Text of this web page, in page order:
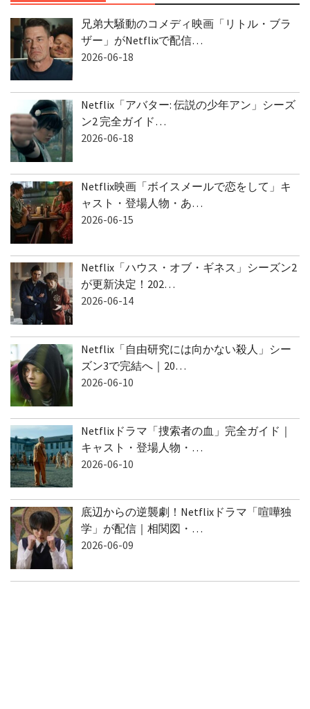
最新ニュース
兄弟大騒動のコメディ映画「リトル・ブラ
ザー」がNetflixで配信…
Netflix「アバター: 伝説の少年アン」シーズ
ン2 完全ガイド…
Netflix映画「ボイスメールで恋をして」キ
ャスト・登場人物・あ…
Netflix「ハウス・オブ・ギネス」シーズン2
が更新決定！202…
Netflix「自由研究には向かない殺人」シー
ズン3で完結へ｜20…
Netflixドラマ「捜索者の血」完全ガイド｜
キャスト・登場人物・…
底辺からの逆襲劇！Netflixドラマ「喧嘩独
学」が配信｜相関図・…